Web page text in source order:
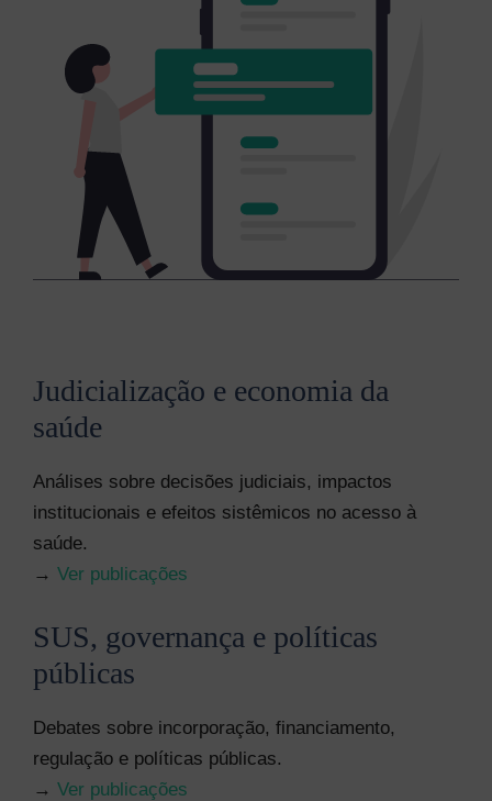
Judicialização e economia da
saúde
Análises sobre decisões judiciais, impactos
institucionais e efeitos sistêmicos no acesso à
saúde.
→ Ver publicações
SUS, governança e políticas
públicas
Debates sobre incorporação, financiamento,
regulação e políticas públicas.
→ Ver publicações